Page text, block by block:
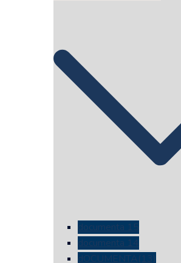
documenta 15
documenta 14
dOCUMENTA(13)